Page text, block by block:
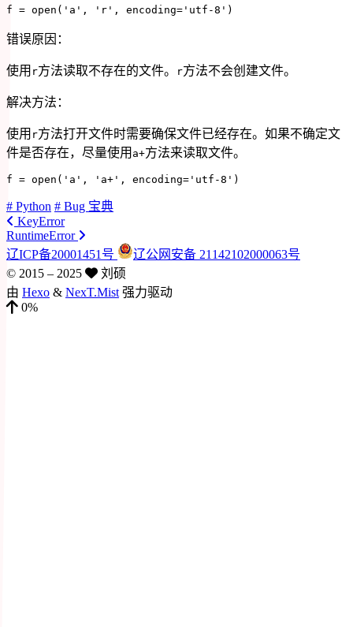
f = open ( 'a' , 'r' , encoding= 'utf-8' )
错误原因：
使用 r方法读取不存在的文件。 r方法不会创建文件。
解决方法：
使用 r方法打开文件时需要确保文件已经存在。如果不确定文
件是否存在，尽量使用 a+方法来读取文件。
f = open ( 'a' , 'a+' , encoding= 'utf-8' )
# Python # Bug 宝典
KeyError
RuntimeError
辽ICP备20001451号
辽公网安备 21142102000063号
© 2015 – 2025
刘硕
由 Hexo & NexT.Mist 强力驱动
0%